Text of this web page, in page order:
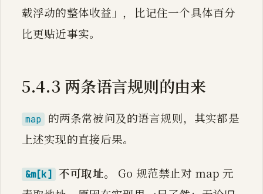
载浮动的整体收益」，比记住一个具体百分
比更贴近事实。
5.4.3 两条语言规则的由来
map
的两条常被问及的语言规则，其实都是
上述实现的直接后果。
&m[k] 不可取址。
Go 规范禁止对 map 元